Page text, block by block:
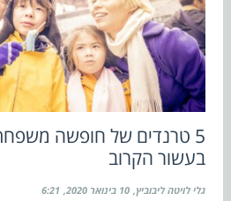
5 טרנדים של חופשה
בעשור הקרוב
גלי לויטה ליבוביץ 10 בינואר 2020 6:21